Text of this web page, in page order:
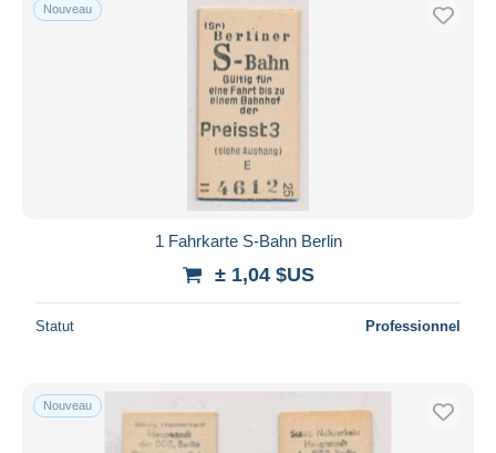
Nouveau
1 Fahrkarte S-Bahn Berlin
± 1,04 $US
Statut Professionnel
Nouveau